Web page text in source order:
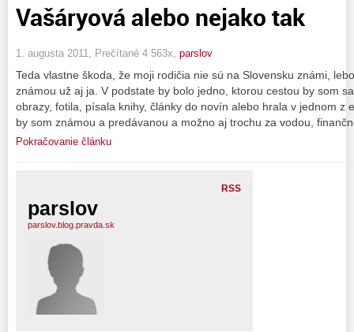
Vašáryová alebo nejako tak
1. augusta 2011, Prečítané 4 563x, parslov
Teda vlastne škoda, že moji rodičia nie sú na Slovensku známi,
známou už aj ja. V podstate by bolo jedno, ktorou cestou by som
obrazy, fotila, písala knihy, články do novín alebo hrala v jednom z
by som známou a predávanou a možno aj trochu za vodou,
Pokračovanie článku
RSS
parslov
parslov.blog.pravda.sk